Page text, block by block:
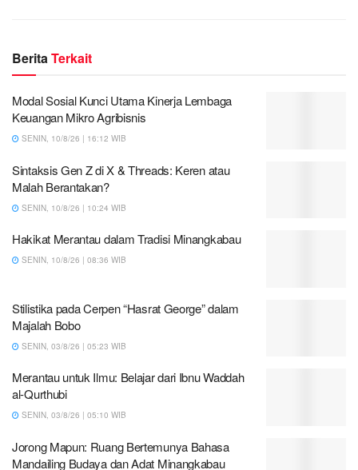
BeritaTerkait
Modal Sosial Kunci Utama Kinerja Lembaga
Keuangan Mikro Agribisnis
SENIN, 10/8/26 | 16:12 WIB
Sintaksis Gen Z di X & Threads: Keren atau
Malah Berantakan?
SENIN, 10/8/26 | 10:24 WIB
Hakikat Merantau dalam Tradisi Minangkabau
SENIN, 10/8/26 | 08:36 WIB
Stilistika pada Cerpen “Hasrat George” dalam
Majalah Bobo
SENIN, 03/8/26 | 05:23 WIB
Merantau untuk Ilmu: Belajar dari Ibnu Waddah
al-Qurthubi
SENIN, 03/8/26 | 05:10 WIB
Jorong Mapun: Ruang Bertemunya Bahasa
Mandailing Budaya dan Adat Minangkabau